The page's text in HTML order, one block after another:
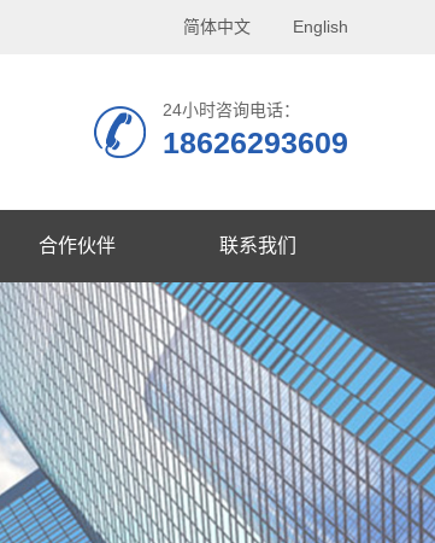
简体中文 English
24小时咨询电话：
18626293609
合作伙伴 联系我们